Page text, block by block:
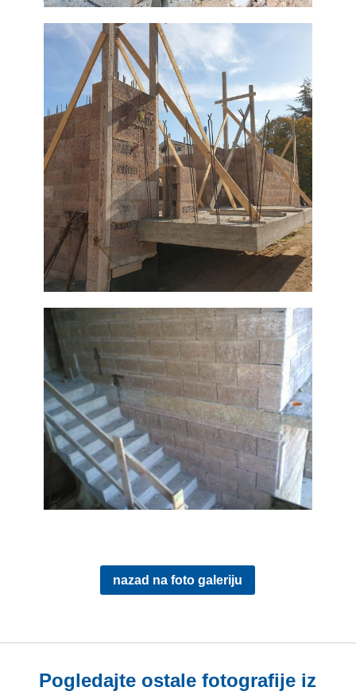
nazad na foto galeriju
Pogledajte ostale fotografije iz